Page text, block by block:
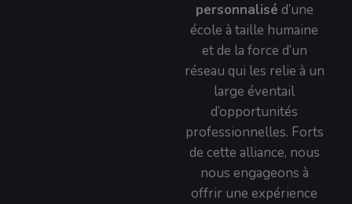
personnalisé d’une
école à taille humaine
et de la force d’un
réseau qui les relie à un
large éventail
d’opportunités
professionnelles. Forts
de cette alliance, nous
nous engageons à
offrir une expérience